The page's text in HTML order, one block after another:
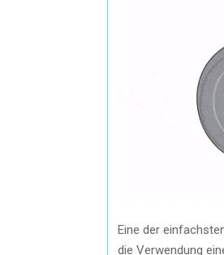
Eine der
die Verwendung